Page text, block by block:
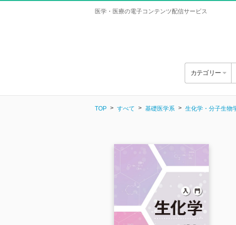
医学・医療の電子コンテンツ配信サービス
カテゴリー
TOP すべて 基礎医学系 生化学・分子生物